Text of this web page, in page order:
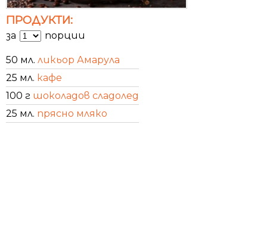
ПРОДУКТИ:
за порции
50 мл. ликьор Амарула
25 мл. кафе
100 г шоколадов сладолед
25 мл. прясно мляко